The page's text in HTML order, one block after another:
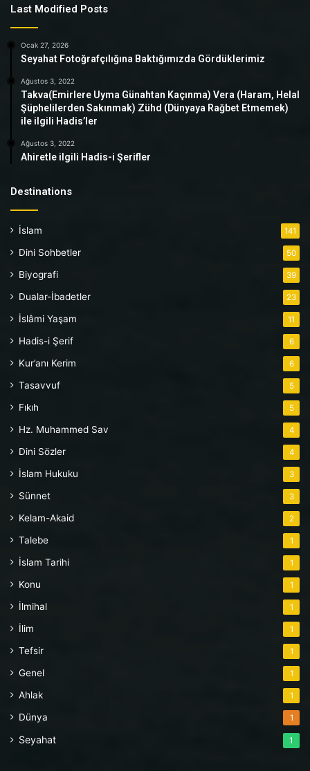
Last Modified Posts
Ocak 27, 2026
Seyahat Fotoğrafçılığına Baktığımızda Gördüklerimiz
Ağustos 3, 2022
Takva(Emirlere Uyma Günahtan Kaçınma) Vera (Haram, Helal
Şüphelilerden Sakınmak) Zühd (Dünyaya Rağbet Etmemek)
ile ilgili Hadis’ler
Ağustos 3, 2022
Ahiretle ilgili Hadis-i Şerifler
Destinations
İslam 141
Dini Sohbetler 50
Biyografi 39
Dualar-İbadetler 23
İslâmi Yaşam 11
Hadis-i Şerif 6
Kur’anı Kerim 6
Tasavvuf 5
Fıkıh 5
Hz. Muhammed Sav 4
Dini Sözler 4
İslam Hukuku 3
Sünnet 3
Kelam-Akaid 2
Talebe 1
İslam Tarihi 1
Konu 1
İlmihal 1
İlim 1
Tefsir 1
Genel 1
Ahlak 1
Dünya 1
Seyahat 1